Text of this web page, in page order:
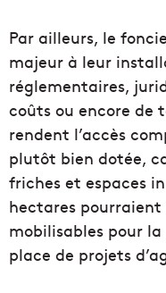
Par ailleurs, le
majeur à leur
réglementaires,
coûts ou encore de
rendent l’accès
plutôt bien dotée,
friches et espaces
hectares
mobilisables pour
place de projets